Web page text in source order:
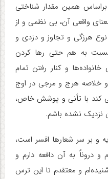
همین مقدار شناختی
واقعی آن، بی نظمی و از
هرزگی و تجاوز و دزدی و
نسبت به هم حتی رها کردن
خانواده‌ها و کنار رفتن تمام
و خلاصه هرج و مرجی در اوج
کند با تأنی و پوشش خاص،
نزدیک نشده باشم.
و بر سر شعارها افسر است،
دروناً به آن دافعه دارم و
و معتقدم تا این ترس